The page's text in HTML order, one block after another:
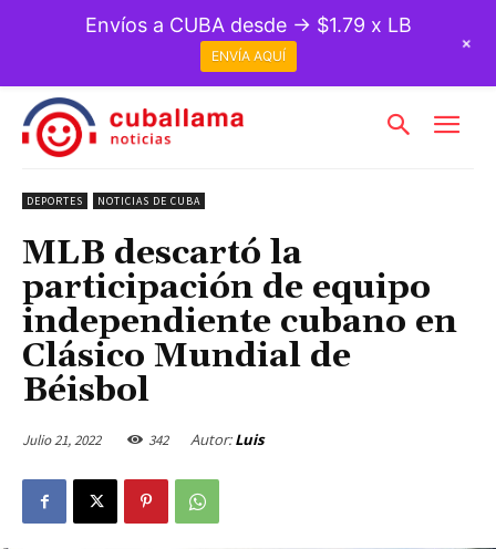
DEPORTES NOTICIAS DE CUBA
MLB descartó la
participación de equipo
independiente cubano en
Clásico Mundial de
Béisbol
Julio 21, 2022 342 Autor: Luis
Envíos a CUBA desde → $1.79 x LB
ENVÍA AQUÍ
+